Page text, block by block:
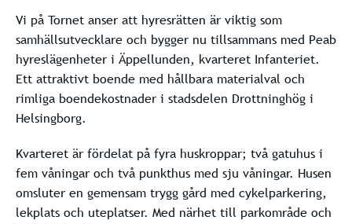
Vi på Tornet anser att hyresrätten är viktig som
samhällsutvecklare och bygger nu tillsammans med Peab
hyreslägenheter i Äppellunden, kvarteret Infanteriet.
Ett attraktivt boende med hållbara materialval och
rimliga boendekostnader i stadsdelen Drottninghög i
Helsingborg.
Kvarteret är fördelat på fyra huskroppar; två gatuhus i
fem våningar och två punkthus med sju våningar. Husen
omsluter en gemensam trygg gård med cykelparkering,
lekplats och uteplatser. Med närhet till parkområde och